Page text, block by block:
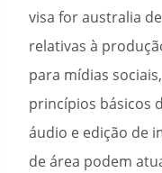
visa for australia
relativas à
para mídias
princípios básicos
áudio e edição de
de área podem